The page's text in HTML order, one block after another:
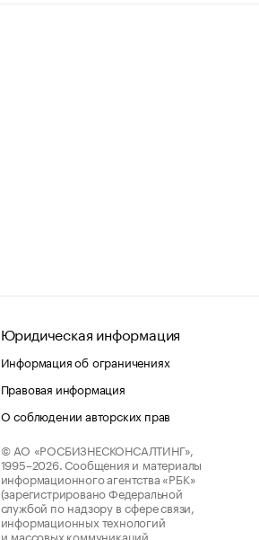
Юридическая информация
Информация об ограничениях
Правовая информация
О соблюдении авторских прав
© АО «РОСБИЗНЕСКОНСАЛТИНГ»,
1995–2026. Сообщения и материалы
информационного агентства «РБК»
(зарегистрировано Федеральной
службой по надзору в сфере связи,
информационных технологий
и массовых коммуникаций